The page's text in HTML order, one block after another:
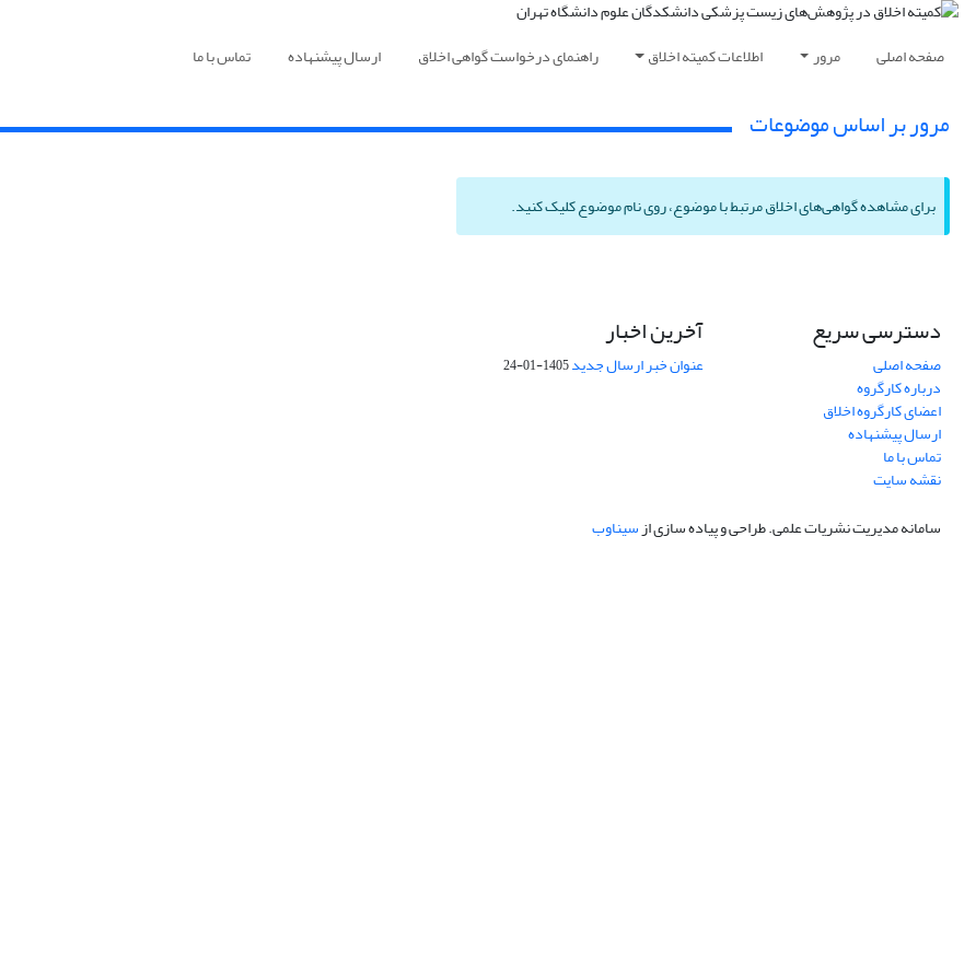
صفحه اصلی مرور اطلاعات کمیته اخلاق راهنمای درخواست گواهی اخلاق ارسال پیشنهاده تماس با ما
مرور بر اساس موضوعات
برای مشاهده گواهی‌های اخلاق مرتبط با موضوع، روی نام موضوع کلیک کنید.
دسترسی سریع
صفحه اصلی
درباره کارگروه
اعضای کارگروه اخلاق
ارسال پیشنهاده
تماس با ما
نقشه سایت
آخرین اخبار
عنوان خبر ارسال جدید1405-01-24
سامانه مدیریت نشریات علمی.طراحی و پیاده سازی ازسیناوب